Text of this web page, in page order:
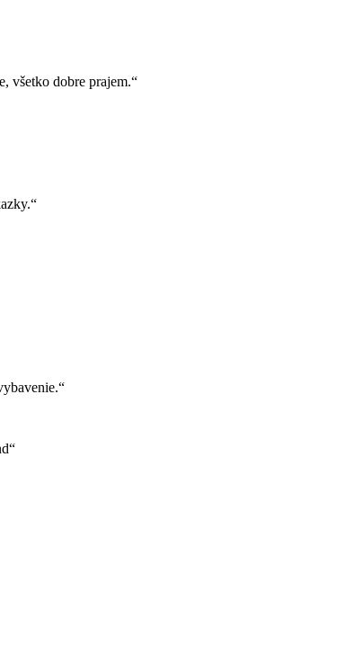
všetko dobre prajem.“